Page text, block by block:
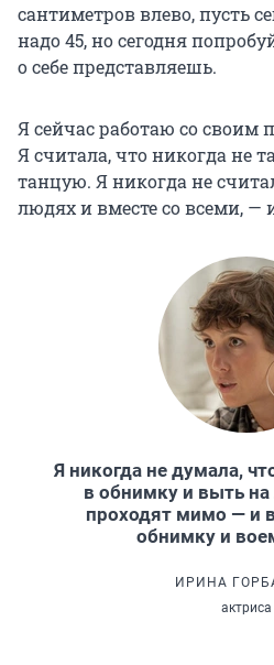
сантиметров влево, пусть
надо 45, но сегодня
о себе представляешь.
Я сейчас работаю со своим
Я считала, что никогда не
танцую. Я никогда не
людях и вместе со всеми, —
Я никогда не думала,
в обнимку и выть на
проходят мимо — и
обнимку и
ИРИНА
актриса